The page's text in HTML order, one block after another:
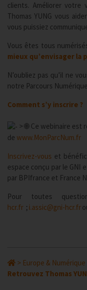
clients. Améliorer votre
Thomas YUNG vous
vous puissiez
Vous êtes tous
mieux qu’envisager la
N’oubliez pas qu’il ne
notre Parcours
Comment s’y inscrire ?
> 🌐 Ce webinaire
de www.MonParcNum.fr
Inscrivez-vous et
espace conçu par le
par BPIfrance et France
Pour toutes
hcr.fr ; i.assic@gni-hcr.fr
> Europe & Numérique
Retrouvez Thomas